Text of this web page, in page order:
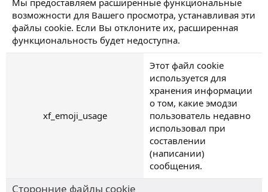
возможности для Вашего просмотра, устанавливая эти
файлы cookie. Если Вы отклоните их, расширенная
функциональность будет недоступна.
xf_emoji_usage
Этот файл cookie
используется для
хранения информации
о том, какие эмодзи
пользователь недавно
использовал при
составлении
(написании)
сообщения.
Сторонние файлы cookie